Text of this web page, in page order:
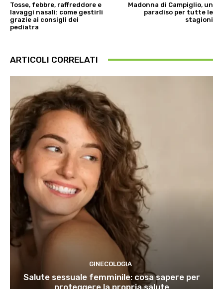
Tosse, febbre, raffreddore e
lavaggi nasali: come gestirli
grazie ai consigli dei
pediatra
Madonna di Campiglio, un
paradiso per tutte le
stagioni
ARTICOLI CORRELATI
GINECOLOGIA
Salute sessuale femminile: cosa sapere per
proteggere la propria salute